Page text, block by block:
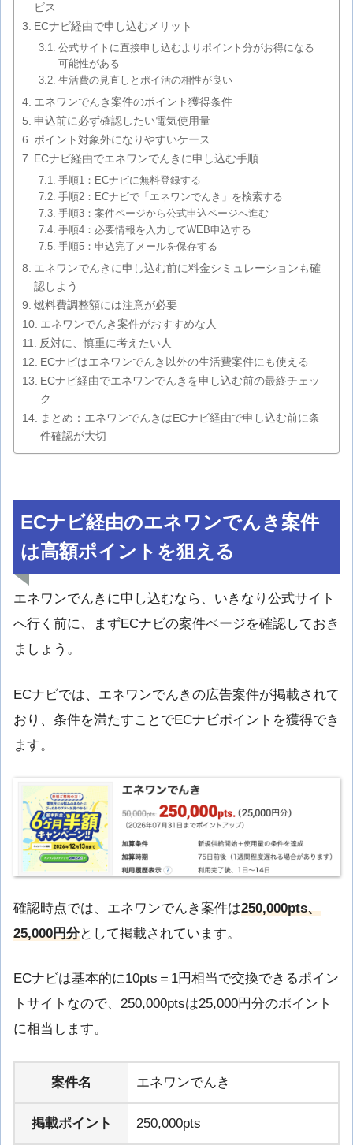
ビス
ECナビ経由で申し込むメリット
公式サイトに直接申し込むよりポイント分がお得になる
可能性がある
生活費の見直しとポイ活の相性が良い
エネワンでんき案件のポイント獲得条件
申込前に必ず確認したい電気使用量
ポイント対象外になりやすいケース
ECナビ経由でエネワンでんきに申し込む手順
手順1：ECナビに無料登録する
手順2：ECナビで「エネワンでんき」を検索する
手順3：案件ページから公式申込ページへ進む
手順4：必要情報を入力してWEB申込する
手順5：申込完了メールを保存する
エネワンでんきに申し込む前に料金シミュレーションも確
認しよう
燃料費調整額には注意が必要
エネワンでんき案件がおすすめな人
反対に、慎重に考えたい人
ECナビはエネワンでんき以外の生活費案件にも使える
ECナビ経由でエネワンでんきを申し込む前の最終チェッ
ク
まとめ：エネワンでんきはECナビ経由で申し込む前に条
件確認が大切
ECナビ経由のエネワンでんき案件
は高額ポイントを狙える
エネワンでんきに申し込むなら、いきなり公式サイト
へ行く前に、まずECナビの案件ページを確認しておき
ましょう。
ECナビでは、エネワンでんきの広告案件が掲載されて
おり、条件を満たすことでECナビポイントを獲得でき
ます。
確認時点では、エネワンでんき案件は250,000pts、
25,000円分として掲載されています。
ECナビは基本的に10pts＝1円相当で交換できるポイン
トサイトなので、250,000ptsは25,000円分のポイント
に相当します。
案件名 エネワンでんき
掲載ポイント 250,000pts